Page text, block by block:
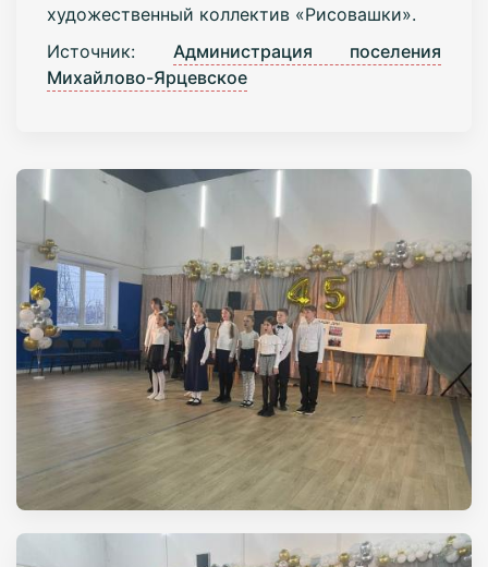
художественный коллектив «Рисовашки».
Источник: Администрация поселения
Михайлово-Ярцевское